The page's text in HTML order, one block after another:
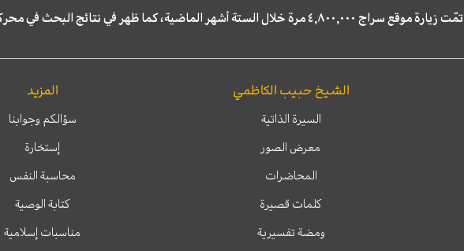
تمّت زيارة موقع سراج ٤,٨٠٠,٠٠٠ مرة خلال الستة أشهر الماضية، كما ظهر في نتائج البحث في محركات البحث٢٢,٢٩٠,٠٠٠ مرّة.
الشيخ حبيب الكاظمي
السيرة الذاتية
معرض الصور
المحاضرات
كلمات قصيرة
ومضة تفسيرية
المزيد
سؤالكم وجوابنا
إستخارة
محاسبة النفس
كتابة الوصية
مناسبات إسلامية